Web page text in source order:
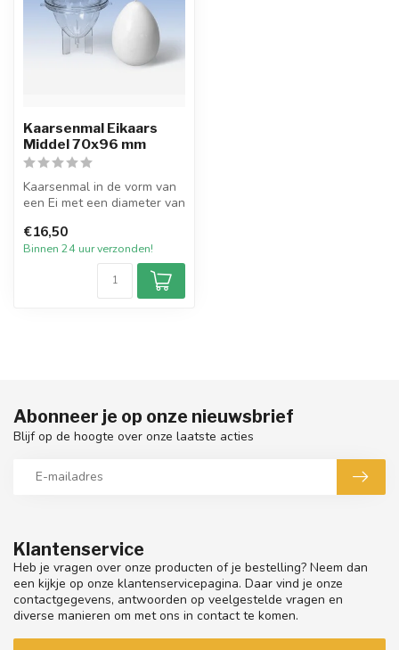
Kaarsenmal Eikaars
Middel 70x96 mm
Kaarsenmal in de vorm van
een Ei met een diameter van
Hierm...
€16,50
Binnen 24 uur verzonden!
Klantenservice
Heb je vragen over onze producten of je bestelling? Neem dan
een kijkje op onze klantenservicepagina. Daar vind je onze
contactgegevens, antwoorden op veelgestelde vragen en
diverse manieren om met ons in contact te komen.
Abonneer je op onze nieuwsbrief
Blijf op de hoogte over onze laatste acties